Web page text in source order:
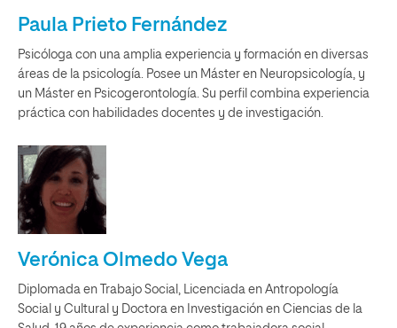
Paula Prieto Fernández
Psicóloga con una amplia experiencia y formación en diversas
áreas de la psicología. Posee un Máster en Neuropsicología, y
un Máster en Psicogerontología. Su perfil combina experiencia
práctica con habilidades docentes y de investigación.
Verónica Olmedo Vega
Diplomada en Trabajo Social, Licenciada en Antropología
Social y Cultural y Doctora en Investigación en Ciencias de la